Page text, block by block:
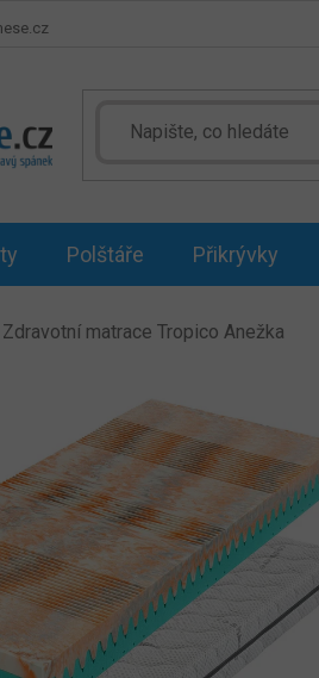
Polštáře Přikrývky
Zdravotní matrace Tropico Anežka